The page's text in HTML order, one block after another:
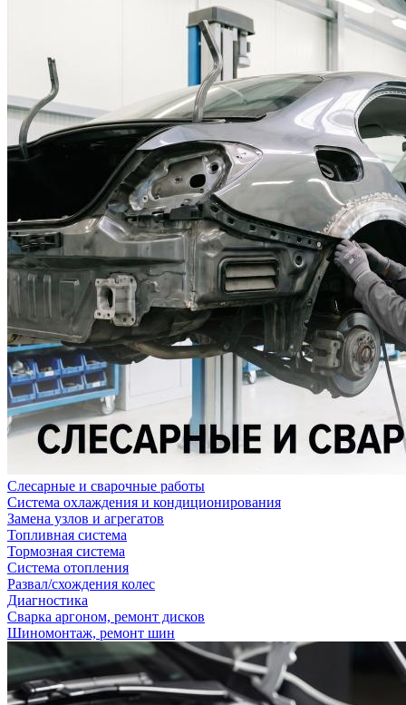
Слесарные и сварочные работы
Система охлаждения и кондиционирования
Замена узлов и агрегатов
Топливная система
Тормозная система
Система отопления
Развал/схождения колес
Диагностика
Сварка аргоном, ремонт дисков
Шиномонтаж, ремонт шин